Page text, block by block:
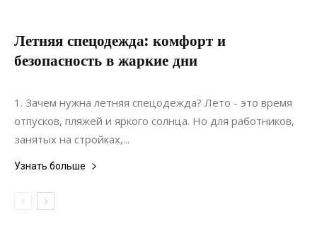
Летняя спецодежда: комфорт и
безопасность в жаркие дни
20.06.2022
1. Зачем нужна летняя спецодежда? Лето - это время
отпусков, пляжей и яркого солнца. Но для работников,
занятых на стройках,...
Узнать больше